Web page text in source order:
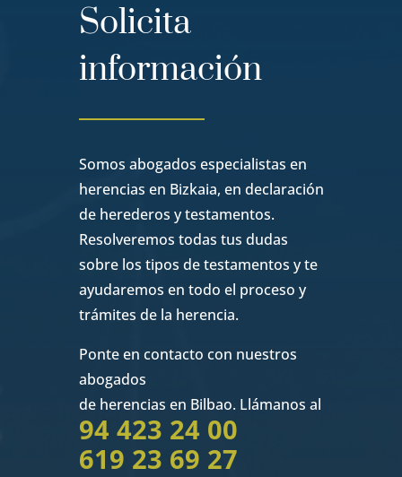
Solicita
información
Somos abogados especialistas en
herencias en Bizkaia, en declaración
de herederos y testamentos.
Resolveremos todas tus dudas
sobre los tipos de testamentos y te
ayudaremos en todo el proceso y
trámites de la herencia.
Ponte en contacto con nuestros
abogados
de herencias en Bilbao. Llámanos al
94 423 24 00
619 23 69 27